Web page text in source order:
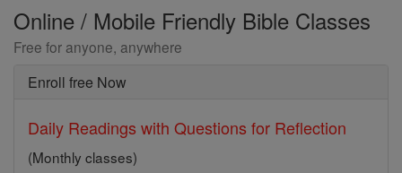
Online / Mobile Friendly Bible Classes
Free for anyone, anywhere
Enroll free Now
Daily Readings with Questions for Reflection
(Monthly classes)